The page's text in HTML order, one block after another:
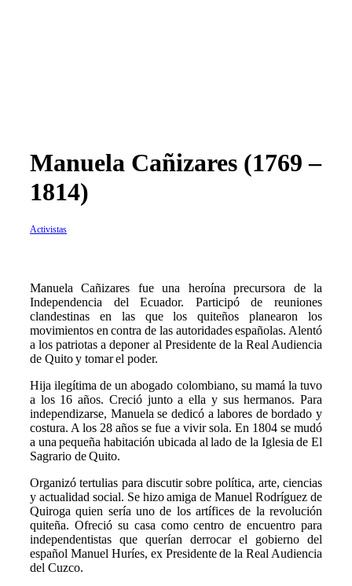
Manuela Cañizares (1769 –
1814)
Activistas
Manuela Cañizares fue una heroína precursora de la
Independencia del Ecuador. Participó de reuniones
clandestinas en las que los quiteños planearon los
movimientos en contra de las autoridades españolas. Alentó
a los patriotas a deponer al Presidente de la Real Audiencia
de Quito y tomar el poder.
Hija ilegítima de un abogado colombiano, su mamá la tuvo
a los 16 años. Creció junto a ella y sus hermanos. Para
independizarse, Manuela se dedicó a labores de bordado y
costura. A los 28 años se fue a vivir sola. En 1804 se mudó
a una pequeña habitación ubicada al lado de la Iglesia de El
Sagrario de Quito.
Organizó tertulias para discutir sobre política, arte, ciencias
y actualidad social. Se hizo amiga de Manuel Rodríguez de
Quiroga quien sería uno de los artífices de la revolución
quiteña. Ofreció su casa como centro de encuentro para
independentistas que querían derrocar el gobierno del
español Manuel Huríes, ex Presidente de la Real Audiencia
del Cuzco.